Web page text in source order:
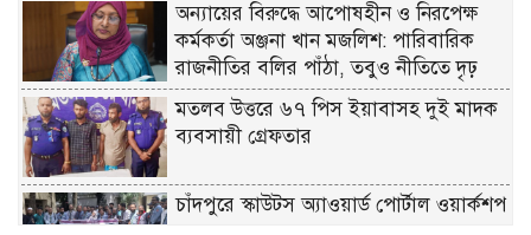
অন্যায়ের বিরুদ্ধে আপোষহীন ও নিরপেক্ষ
কর্মকর্তা অঞ্জনা খান মজলিশ: পারিবারিক
রাজনীতির বলির পাঁঠা, তবুও নীতিতে দৃঢ়
মতলব উত্তরে ৬৭ পিস ইয়াবাসহ দুই মাদক
ব্যবসায়ী গ্রেফতার
চাঁদপুরে স্কাউটস অ্যাওয়ার্ড পোর্টাল ওয়ার্কশপ